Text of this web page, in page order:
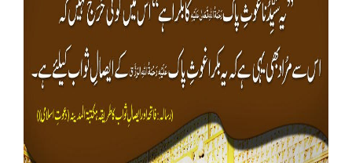
Madani Channel
Volunteer Portal
Rohani Ilaj
Donation
Blog